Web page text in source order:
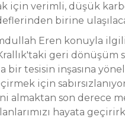
için verimli, düşük
birine
Eren konuyla ilgili
geri dönüşüm
tesisin inşasına
için
almaktan son derece
hayata